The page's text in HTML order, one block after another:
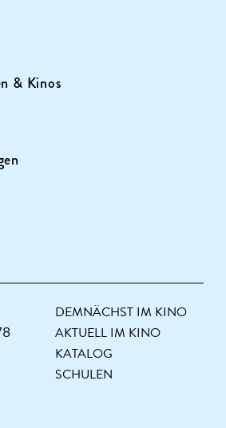
& Kinos
DEMNÄCHST IM KINO
AKTUELL IM KINO
KATALOG
SCHULEN